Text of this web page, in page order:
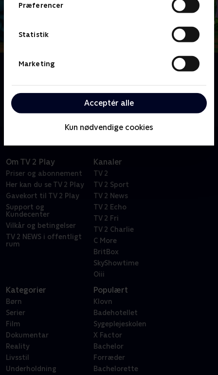
Præferencer
Statistik
Marketing
Acceptér alle
Kun nødvendige cookies
Om Dora
større udfordringer end nogensinde før, overvinder
forhindringer og hjælper deres venner.
Om TV 2 Play
Priser og abonnement
Her kan du se TV 2 Play
Gavekort til TV 2 Play
Support og
Kundecenter
Vilkår og betingelser
TV 2 NEWS i offentligt
rum
Kanaler
TV 2
TV 2 Sport
TV 2 News
TV 2 Echo
TV 2 Fri
TV 2 Charlie
C More
BritBox
SkyShowtime
Oiii
Kategorier
Børn
Serier
Film
Dokumentar
Reality
Livsstil
Underholdning
Populært
Klovn
Badehotellet
Sygeplejeskolen
X Factor
Bachelor
Forræder
Bachelorette